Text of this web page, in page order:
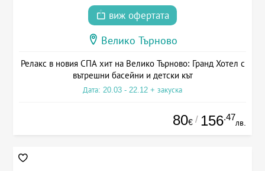
виж офертата
Велико Търново
Релакс в новия СПА хит на Велико Търново: Гранд Хотел с
вътрешни басейни и детски кът
Дата: 20.03 - 22.12 + закуска
80€ / 156.47
лв.